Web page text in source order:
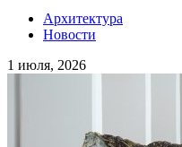
Архитектура
Новости
1 июля, 2026